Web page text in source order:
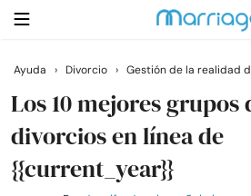
Buscar
Casarse
Ayuda › Divorcio › Gestión de la realidad
Los 10 mejores grupos
divorcios en línea de
{{current_year}}